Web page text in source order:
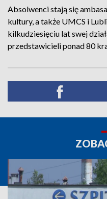
Absolwenci stają się
kultury, a także UMCS i
kilkudziesięciu lat swej
przedstawicieli ponad 80